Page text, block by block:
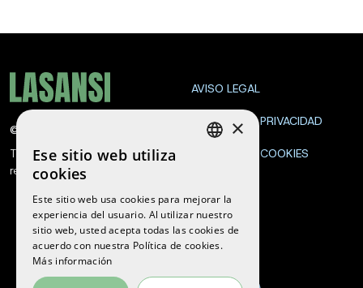
©
Todos los derechos
reservados
AVISO LEGAL
POLÍTICA DE PRIVACIDAD
POLÍTICA DE COOKIES
Síguenos
CATALAN
×
Ese sitio web utiliza
cookies
Este sitio web usa cookies para mejorar la
experiencia del usuario. Al utilizar nuestro
sitio web, usted acepta todas las cookies de
acuerdo con nuestra Política de cookies.
Más información